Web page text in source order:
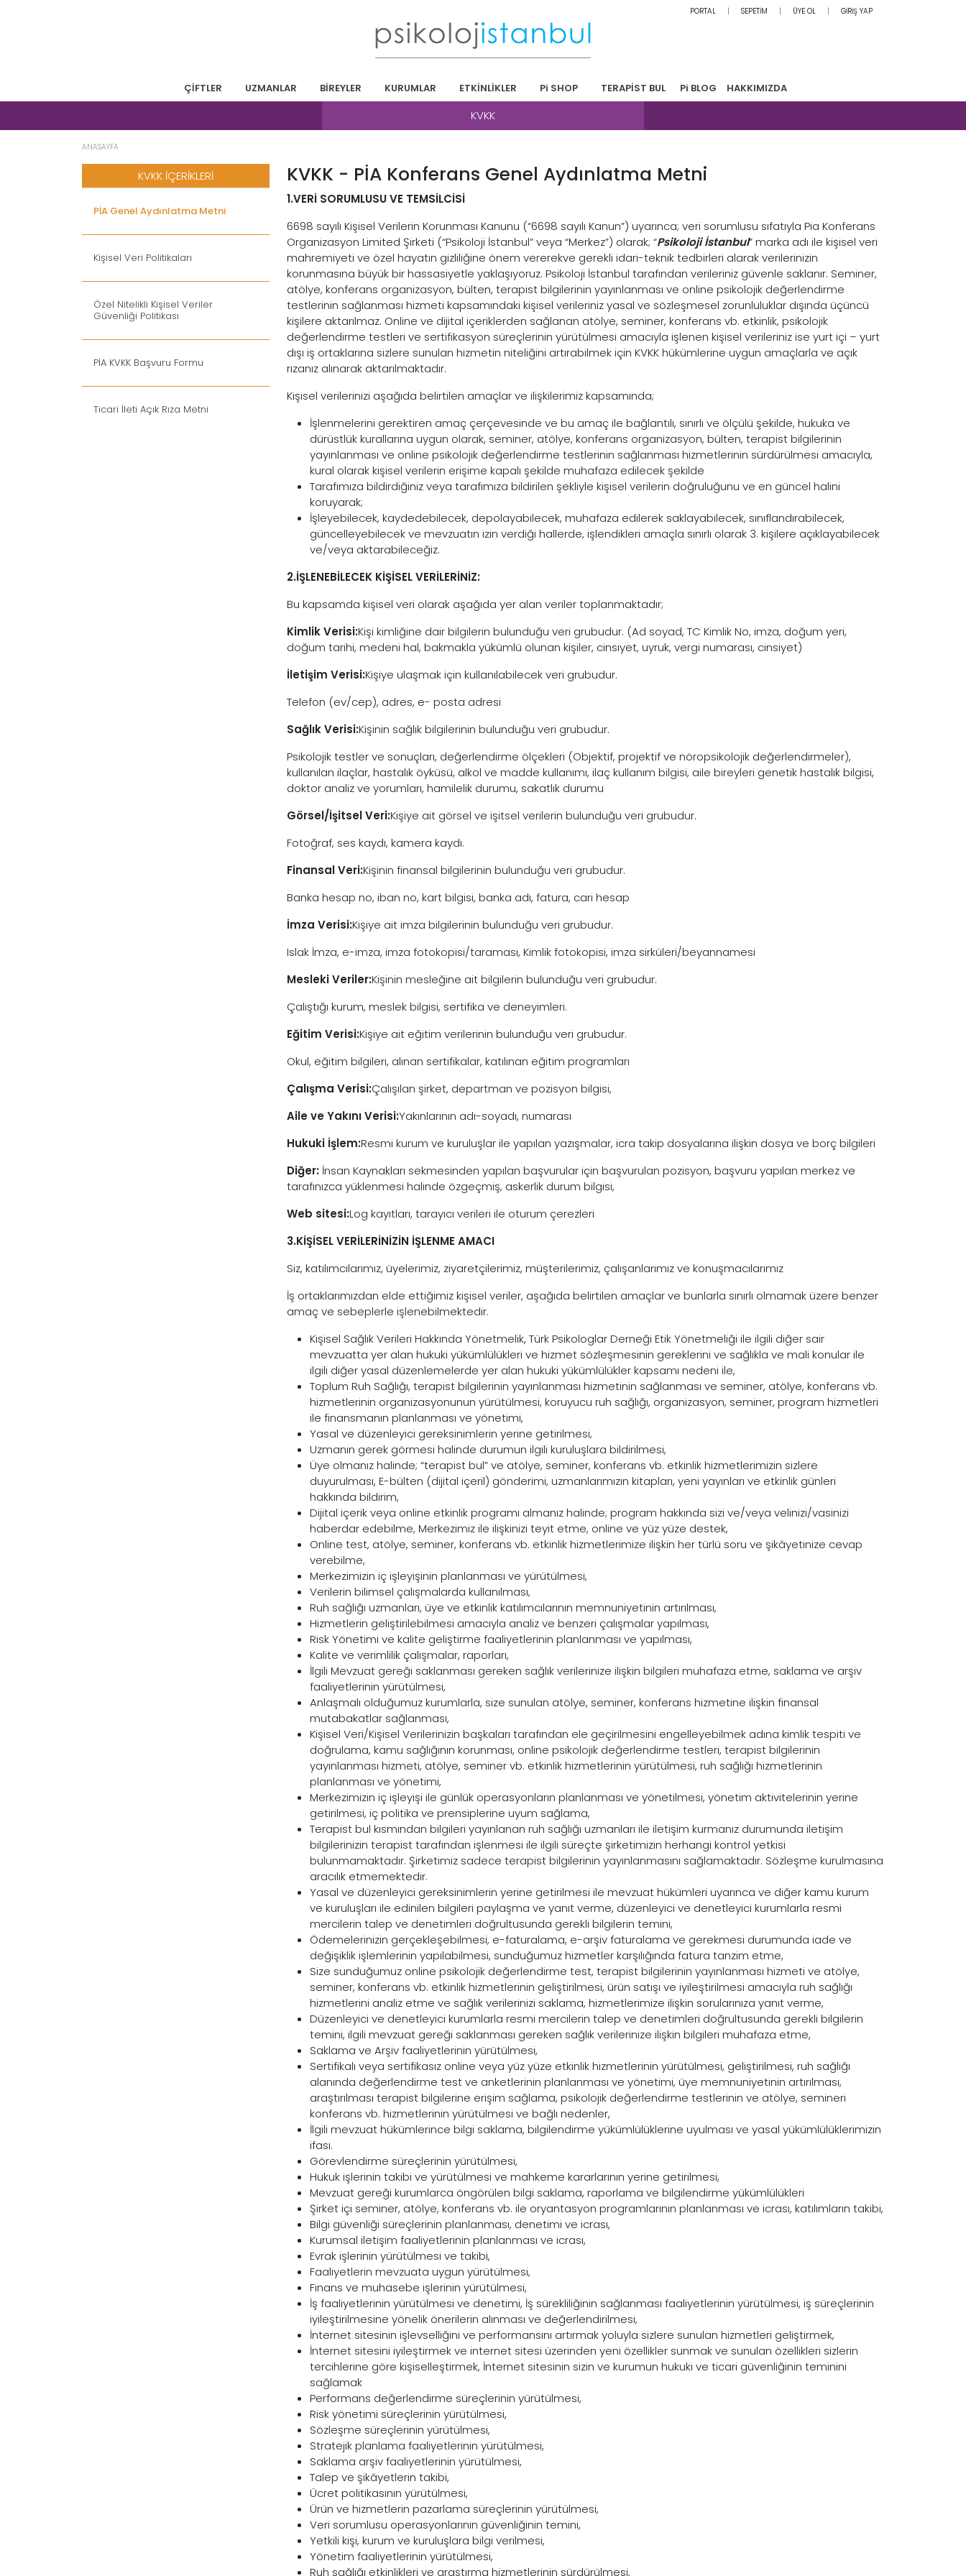
PORTAL SEPETİM ÜYE OL GİRİŞ YAP
ÇİFTLER UZMANLAR BİREYLER KURUMLAR ETKİNLİKLER Pi SHOP TERAPİST BUL Pi BLOG HAKKIMIZDA
KVKK
ANASAYFA
KVKK İÇERİKLERİ
PİA Genel Aydınlatma Metni
Kişisel Veri Politikaları
Özel Nitelikli Kişisel Veriler
Güvenliği Politikası
PİA KVKK Başvuru Formu
Ticari İleti Açık Rıza Metni
KVKK - PİA Konferans Genel Aydınlatma Metni
1.VERİ SORUMLUSU VE TEMSİLCİSİ
6698 sayılı Kişisel Verilerin Korunması Kanunu (“6698 sayılı Kanun”) uyarınca; veri sorumlusu sıfatıyla Pia Konferans
Organizasyon Limited Şirketi (“Psikoloji İstanbul” veya “Merkez”) olarak; “Psikoloji İstanbul” marka adı ile kişisel veri
mahremiyeti ve özel hayatın gizliliğine önem vererekve gerekli idari-teknik tedbirleri alarak verilerinizin
korunmasına büyük bir hassasiyetle yaklaşıyoruz. Psikoloji İstanbul tarafından verileriniz güvenle saklanır. Seminer,
atölye, konferans organizasyon, bülten, terapist bilgilerinin yayınlanması ve online psikolojik değerlendirme
testlerinin sağlanması hizmeti kapsamındaki kişisel verileriniz yasal ve sözleşmesel zorunluluklar dışında üçüncü
kişilere aktarılmaz. Online ve dijital içeriklerden sağlanan atölye, seminer, konferans vb. etkinlik, psikolojik
değerlendirme testleri ve sertifikasyon süreçlerinin yürütülmesi amacıyla işlenen kişisel verileriniz ise yurt içi – yurt
dışı iş ortaklarına sizlere sunulan hizmetin niteliğini artırabilmek için KVKK hükümlerine uygun amaçlarla ve açık
rızanız alınarak aktarılmaktadır.
Kişisel verilerinizi aşağıda belirtilen amaçlar ve ilişkilerimiz kapsamında;
İşlenmelerini gerektiren amaç çerçevesinde ve bu amaç ile bağlantılı, sınırlı ve ölçülü şekilde, hukuka ve
dürüstlük kurallarına uygun olarak, seminer, atölye, konferans organizasyon, bülten, terapist bilgilerinin
yayınlanması ve online psikolojik değerlendirme testlerinin sağlanması hizmetlerinin sürdürülmesi amacıyla,
kural olarak kişisel verilerin erişime kapalı şekilde muhafaza edilecek şekilde
Tarafımıza bildirdiğiniz veya tarafımıza bildirilen şekliyle kişisel verilerin doğruluğunu ve en güncel halini
koruyarak;
İşleyebilecek, kaydedebilecek, depolayabilecek, muhafaza edilerek saklayabilecek, sınıflandırabilecek,
güncelleyebilecek ve mevzuatın izin verdiği hallerde, işlendikleri amaçla sınırlı olarak 3. kişilere açıklayabilecek
ve/veya aktarabileceğiz.
2.İŞLENEBİLECEK KİŞİSEL VERİLERİNİZ:
Bu kapsamda kişisel veri olarak aşağıda yer alan veriler toplanmaktadır;
Kimlik Verisi:Kişi kimliğine dair bilgilerin bulunduğu veri grubudur. (Ad soyad, TC Kimlik No, imza, doğum yeri,
doğum tarihi, medeni hal, bakmakla yükümlü olunan kişiler, cinsiyet, uyruk, vergi numarası, cinsiyet)
İletişim Verisi:Kişiye ulaşmak için kullanılabilecek veri grubudur.
Telefon (ev/cep), adres, e- posta adresi
Sağlık Verisi:Kişinin sağlık bilgilerinin bulunduğu veri grubudur.
Psikolojik testler ve sonuçları, değerlendirme ölçekleri (Objektif, projektif ve nöropsikolojik değerlendirmeler),
kullanılan ilaçlar, hastalık öyküsü, alkol ve madde kullanımı, ilaç kullanım bilgisi, aile bireyleri genetik hastalık bilgisi,
doktor analiz ve yorumları, hamilelik durumu, sakatlık durumu
Görsel/İşitsel Veri:Kişiye ait görsel ve işitsel verilerin bulunduğu veri grubudur.
Fotoğraf, ses kaydı, kamera kaydı.
Finansal Veri:Kişinin finansal bilgilerinin bulunduğu veri grubudur.
Banka hesap no, iban no, kart bilgisi, banka adı, fatura, cari hesap
İmza Verisi:Kişiye ait imza bilgilerinin bulunduğu veri grubudur.
Islak İmza, e-imza, imza fotokopisi/taraması, Kimlik fotokopisi, imza sirküleri/beyannamesi
Mesleki Veriler:Kişinin mesleğine ait bilgilerin bulunduğu veri grubudur.
Çalıştığı kurum, meslek bilgisi, sertifika ve deneyimleri.
Eğitim Verisi:Kişiye ait eğitim verilerinin bulunduğu veri grubudur.
Okul, eğitim bilgileri, alınan sertifikalar, katılınan eğitim programları
Çalışma Verisi:Çalışılan şirket, departman ve pozisyon bilgisi,
Aile ve Yakını Verisi:Yakınlarının adı-soyadı, numarası
Hukuki İşlem:Resmi kurum ve kuruluşlar ile yapılan yazışmalar, icra takip dosyalarına ilişkin dosya ve borç bilgileri
Diğer: İnsan Kaynakları sekmesinden yapılan başvurular için başvurulan pozisyon, başvuru yapılan merkez ve
tarafınızca yüklenmesi halinde özgeçmiş, askerlik durum bilgisi,
Web sitesi:Log kayıtları, tarayıcı verileri ile oturum çerezleri
3.KİŞİSEL VERİLERİNİZİN İŞLENME AMACI
Siz, katılımcılarımız, üyelerimiz, ziyaretçilerimiz, müşterilerimiz, çalışanlarımız ve konuşmacılarımız
İş ortaklarımızdan elde ettiğimiz kişisel veriler, aşağıda belirtilen amaçlar ve bunlarla sınırlı olmamak üzere benzer
amaç ve sebeplerle işlenebilmektedir.
Kişisel Sağlık Verileri Hakkında Yönetmelik, Türk Psikologlar Derneği Etik Yönetmeliği ile ilgili diğer sair
mevzuatta yer alan hukuki yükümlülükleri ve hizmet sözleşmesinin gereklerini ve sağlıkla ve mali konular ile
ilgili diğer yasal düzenlemelerde yer alan hukuki yükümlülükler kapsamı nedeni ile,
Toplum Ruh Sağlığı, terapist bilgilerinin yayınlanması hizmetinin sağlanması ve seminer, atölye, konferans vb.
hizmetlerinin organizasyonunun yürütülmesi, koruyucu ruh sağlığı, organizasyon, seminer, program hizmetleri
ile finansmanın planlanması ve yönetimi,
Yasal ve düzenleyici gereksinimlerin yerine getirilmesi,
Uzmanın gerek görmesi halinde durumun ilgili kuruluşlara bildirilmesi,
Üye olmanız halinde; “terapist bul” ve atölye, seminer, konferans vb. etkinlik hizmetlerimizin sizlere
duyurulması, E-bülten (dijital içeril) gönderimi, uzmanlarımızın kitapları, yeni yayınları ve etkinlik günleri
hakkında bildirim,
Dijital içerik veya online etkinlik programı almanız halinde; program hakkında sizi ve/veya velinizi/vasinizi
haberdar edebilme, Merkezimiz ile ilişkinizi teyit etme, online ve yüz yüze destek,
Online test, atölye, seminer, konferans vb. etkinlik hizmetlerimize ilişkin her türlü soru ve şikâyetinize cevap
verebilme,
Merkezimizin iç işleyişinin planlanması ve yürütülmesi,
Verilerin bilimsel çalışmalarda kullanılması,
Ruh sağlığı uzmanları, üye ve etkinlik katılımcılarının memnuniyetinin artırılması,
Hizmetlerin geliştirilebilmesi amacıyla analiz ve benzeri çalışmalar yapılması,
Risk Yönetimi ve kalite geliştirme faaliyetlerinin planlanması ve yapılması,
Kalite ve verimlilik çalışmalar, raporları,
İlgili Mevzuat gereği saklanması gereken sağlık verilerinize ilişkin bilgileri muhafaza etme, saklama ve arşiv
faaliyetlerinin yürütülmesi,
Anlaşmalı olduğumuz kurumlarla, size sunulan atölye, seminer, konferans hizmetine ilişkin finansal
mutabakatlar sağlanması,
Kişisel Veri/Kişisel Verilerinizin başkaları tarafından ele geçirilmesini engelleyebilmek adına kimlik tespiti ve
doğrulama, kamu sağlığının korunması, online psikolojik değerlendirme testleri, terapist bilgilerinin
yayınlanması hizmeti, atölye, seminer vb. etkinlik hizmetlerinin yürütülmesi, ruh sağlığı hizmetlerinin
planlanması ve yönetimi,
Merkezimizin iç işleyişi ile günlük operasyonların planlanması ve yönetilmesi, yönetim aktivitelerinin yerine
getirilmesi, iç politika ve prensiplerine uyum sağlama,
Terapist bul kısmından bilgileri yayınlanan ruh sağlığı uzmanları ile iletişim kurmanız durumunda iletişim
bilgilerinizin terapist tarafından işlenmesi ile ilgili süreçte şirketimizin herhangi kontrol yetkisi
bulunmamaktadır. Şirketimiz sadece terapist bilgilerinin yayınlanmasını sağlamaktadır. Sözleşme kurulmasına
aracılık etmemektedir.
Yasal ve düzenleyici gereksinimlerin yerine getirilmesi ile mevzuat hükümleri uyarınca ve diğer kamu kurum
ve kuruluşları ile edinilen bilgileri paylaşma ve yanıt verme, düzenleyici ve denetleyici kurumlarla resmi
mercilerin talep ve denetimleri doğrultusunda gerekli bilgilerin temini,
Ödemelerinizin gerçekleşebilmesi, e-faturalama, e-arşiv faturalama ve gerekmesi durumunda iade ve
değişiklik işlemlerinin yapılabilmesi, sunduğumuz hizmetler karşılığında fatura tanzim etme,
Size sunduğumuz online psikolojik değerlendirme test, terapist bilgilerinin yayınlanması hizmeti ve atölye,
seminer, konferans vb. etkinlik hizmetlerinin geliştirilmesi, ürün satışı ve iyileştirilmesi amacıyla ruh sağlığı
hizmetlerini analiz etme ve sağlık verilerinizi saklama, hizmetlerimize ilişkin sorularınıza yanıt verme,
Düzenleyici ve denetleyici kurumlarla resmi mercilerin talep ve denetimleri doğrultusunda gerekli bilgilerin
temini, ilgili mevzuat gereği saklanması gereken sağlık verilerinize ilişkin bilgileri muhafaza etme,
Saklama ve Arşiv faaliyetlerinin yürütülmesi,
Sertifikalı veya sertifikasız online veya yüz yüze etkinlik hizmetlerinin yürütülmesi, geliştirilmesi, ruh sağlığı
alanında değerlendirme test ve anketlerinin planlanması ve yönetimi, üye memnuniyetinin artırılması,
araştırılması terapist bilgilerine erişim sağlama, psikolojik değerlendirme testlerinin ve atölye, semineri
konferans vb. hizmetlerinin yürütülmesi ve bağlı nedenler,
İlgili mevzuat hükümlerince bilgi saklama, bilgilendirme yükümlülüklerine uyulması ve yasal yükümlülüklerimizin
ifası.
Görevlendirme süreçlerinin yürütülmesi,
Hukuk işlerinin takibi ve yürütülmesi ve mahkeme kararlarının yerine getirilmesi,
Mevzuat gereği kurumlarca öngörülen bilgi saklama, raporlama ve bilgilendirme yükümlülükleri
Şirket içi seminer, atölye, konferans vb. ile oryantasyon programlarının planlanması ve icrası, katılımların takibi,
Bilgi güvenliği süreçlerinin planlanması, denetimi ve icrası,
Kurumsal iletişim faaliyetlerinin planlanması ve icrası,
Evrak işlerinin yürütülmesi ve takibi,
Faaliyetlerin mevzuata uygun yürütülmesi,
Finans ve muhasebe işlerinin yürütülmesi,
İş faaliyetlerinin yürütülmesi ve denetimi, İş sürekliliğinin sağlanması faaliyetlerinin yürütülmesi, iş süreçlerinin
iyileştirilmesine yönelik önerilerin alınması ve değerlendirilmesi,
İnternet sitesinin işlevselliğini ve performansını artırmak yoluyla sizlere sunulan hizmetleri geliştirmek,
İnternet sitesini iyileştirmek ve internet sitesi üzerinden yeni özellikler sunmak ve sunulan özellikleri sizlerin
tercihlerine göre kişiselleştirmek, İnternet sitesinin sizin ve kurumun hukuki ve ticari güvenliğinin teminini
sağlamak
Performans değerlendirme süreçlerinin yürütülmesi,
Risk yönetimi süreçlerinin yürütülmesi,
Sözleşme süreçlerinin yürütülmesi,
Stratejik planlama faaliyetlerinin yürütülmesi,
Saklama arşiv faaliyetlerinin yürütülmesi,
Talep ve şikâyetlerin takibi,
Ücret politikasının yürütülmesi,
Ürün ve hizmetlerin pazarlama süreçlerinin yürütülmesi,
Veri sorumlusu operasyonlarının güvenliğinin temini,
Yetkili kişi, kurum ve kuruluşlara bilgi verilmesi,
Yönetim faaliyetlerinin yürütülmesi,
Ruh sağlığı etkinlikleri ve araştırma hizmetlerinin sürdürülmesi,